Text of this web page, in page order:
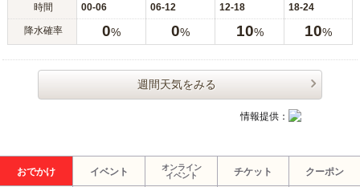
時間 00-06 06-12 12-18 18-24
降水確率 0% 0% 10% 10%
週間天気をみる
情報提供：
おでかけ イベント
オンライン
イベント
チケット クーポン